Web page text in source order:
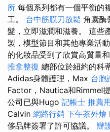
所 每個系列都有一個平衡的
工。 台中筋膜刀放鬆 角囊酶
髮，立即滋潤和滋養。 這些
製，模型節目和其他專業活動
的化妝品受到了欣賞高質量
推拿整復 總部位於紐約的科
Adidas身體護理，Max 台胞
Factor，Nautica和Rimmel
公司已與Hugo 記帳士 推薦
Calvin 網路行銷 下午茶外燴
侈品牌簽署了許可協議。 辦